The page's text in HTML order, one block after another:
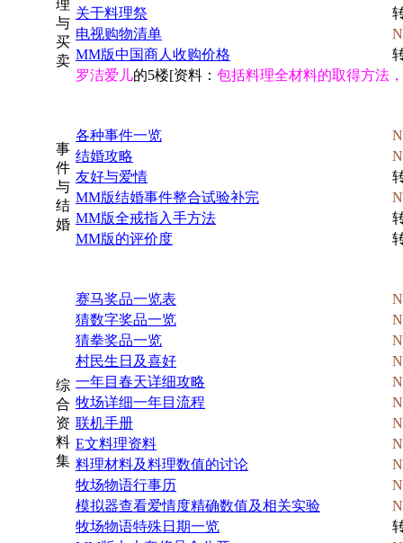
理
与
买
卖
关于料理祭
电视购物清单
MM版中国商人收购价格
罗洁爱儿的5楼[资料： 包括料理全材料的取得方法
事
件
与
结
婚
各种事件一览
结婚攻略
友好与爱情
MM版结婚事件整合试验补完
MM版全戒指入手方法
MM版的评价度
综
合
资
料
集
赛马奖品一览表
猜数字奖品一览
猜拳奖品一览
村民生日及喜好
一年目春天详细攻略
牧场详细一年目流程
联机手册
E文料理资料
料理材料及料理数值的讨论
牧场物语行事历
模拟器查看爱情度精确数值及相关实验
牧场物语特殊日期一览